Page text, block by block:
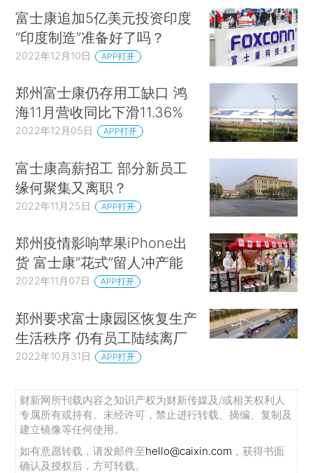
富士康追加5亿美元投资印度
“印度制造”准备好了吗？
2022年12月10日 APP打开
郑州富士康仍存用工缺口 鸿
海11月营收同比下滑11.36%
2022年12月05日 APP打开
富士康高薪招工 部分新员工
缘何聚集又离职？
2022年11月25日 APP打开
郑州疫情影响苹果iPhone出
货 富士康“花式”留人冲产能
2022年11月07日 APP打开
郑州要求富士康园区恢复生产
生活秩序 仍有员工陆续离厂
2022年10月31日 APP打开
财新网所刊载内容之知识产权为财新传媒及/或相关权利人
专属所有或持有。未经许可，禁止进行转载、摘编、复制及
建立镜像等任何使用。
如有意愿转载，请发邮件至hello@caixin.com ，获得书面
确认及授权后，方可转载。